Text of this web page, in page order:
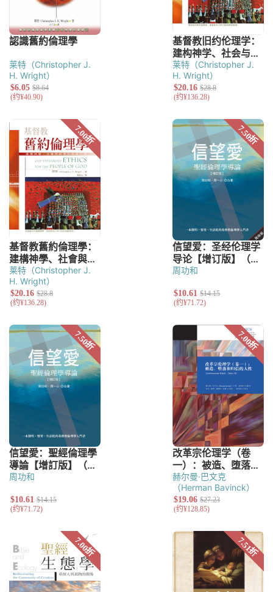
莱特（Christopher J.
H. Wright）
莱特（Christopher J.
H. Wright）
莱特（Christopher J.
H. Wright）
周功和
周功和
赫尔曼·巴文克
（Herman Bavinck）